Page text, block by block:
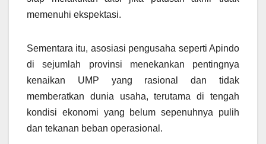
memenuhi ekspektasi.
Sementara itu, asosiasi pengusaha seperti Apindo
di sejumlah provinsi menekankan pentingnya
kenaikan UMP yang rasional dan tidak
memberatkan dunia usaha, terutama di tengah
kondisi ekonomi yang belum sepenuhnya pulih
dan tekanan beban operasional.